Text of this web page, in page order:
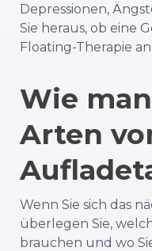
Depressionen,
Sie heraus, ob eine
Floating-Therapie
Wie
Arten
Wenn Sie sich das
überlegen Sie,
brauchen und wo